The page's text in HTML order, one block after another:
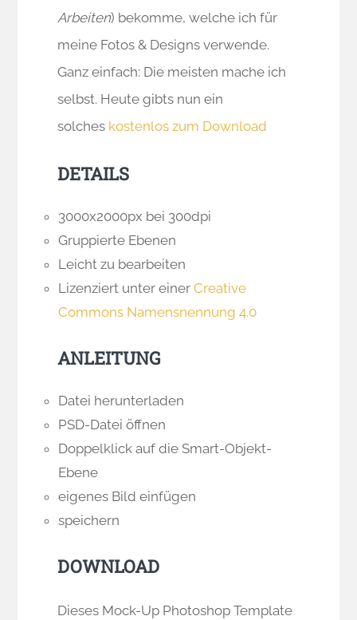
Arbeiten) bekomme, welche ich für
meine Fotos & Designs verwende.
Ganz einfach: Die meisten mache ich
selbst. Heute gibts nun ein
solches kostenlos zum Download
DETAILS
3000x2000px bei 300dpi
Gruppierte Ebenen
Leicht zu bearbeiten
Lizenziert unter einerCreative
Commons Namensnennung 4.0
ANLEITUNG
Datei herunterladen
PSD-Datei öffnen
Doppelklick auf die Smart-Objekt-
Ebene
eigenes Bild einfügen
speichern
DOWNLOAD
Dieses Mock-Up Photoshop Template